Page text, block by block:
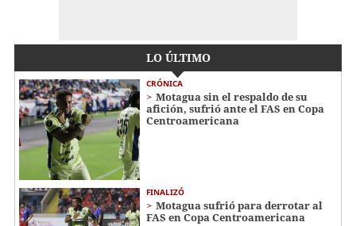
LO ÚLTIMO
CRÓNICA
Motagua sin el respaldo de su
afición, sufrió ante el FAS en Copa
Centroamericana
FINALIZÓ
Motagua sufrió para derrotar al
FAS en Copa Centroamericana